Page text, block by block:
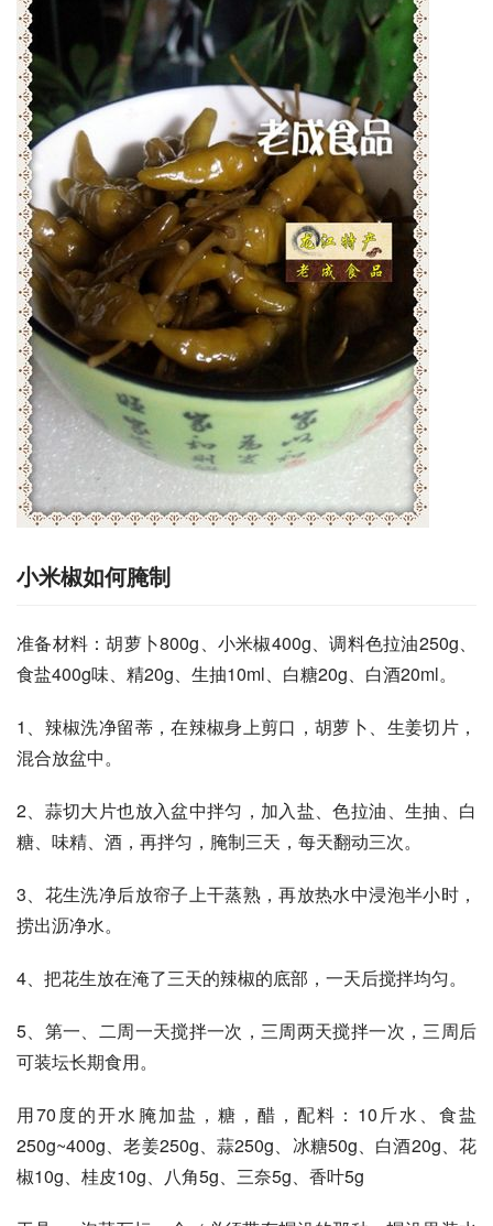
小米椒如何腌制
准备材料：胡萝卜800g、小米椒400g、调料色拉油250g、
食盐400g味、精20g、生抽10ml、白糖20g、白酒20ml。
1、辣椒洗净留蒂，在辣椒身上剪口，胡萝卜、生姜切片，
混合放盆中。
2、蒜切大片也放入盆中拌匀，加入盐、色拉油、生抽、白
糖、味精、酒，再拌匀，腌制三天，每天翻动三次。
3、花生洗净后放帘子上干蒸熟，再放热水中浸泡半小时，
捞出沥净水。
4、把花生放在淹了三天的辣椒的底部，一天后搅拌均匀。
5、第一、二周一天搅拌一次，三周两天搅拌一次，三周后
可装坛长期食用。
用70度的开水腌加盐，糖，醋，配料：10斤水、食盐
250g~400g、老姜250g、蒜250g、冰糖50g、白酒20g、花
椒10g、桂皮10g、八角5g、三奈5g、香叶5g